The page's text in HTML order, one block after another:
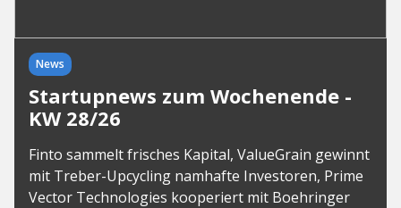
News
Startupnews zum Wochenende -
KW 28/26
Finto sammelt frisches Kapital, ValueGrain gewinnt
mit Treber-Upcycling namhafte Investoren, Prime
Vector Technologies kooperiert mit Boehringer